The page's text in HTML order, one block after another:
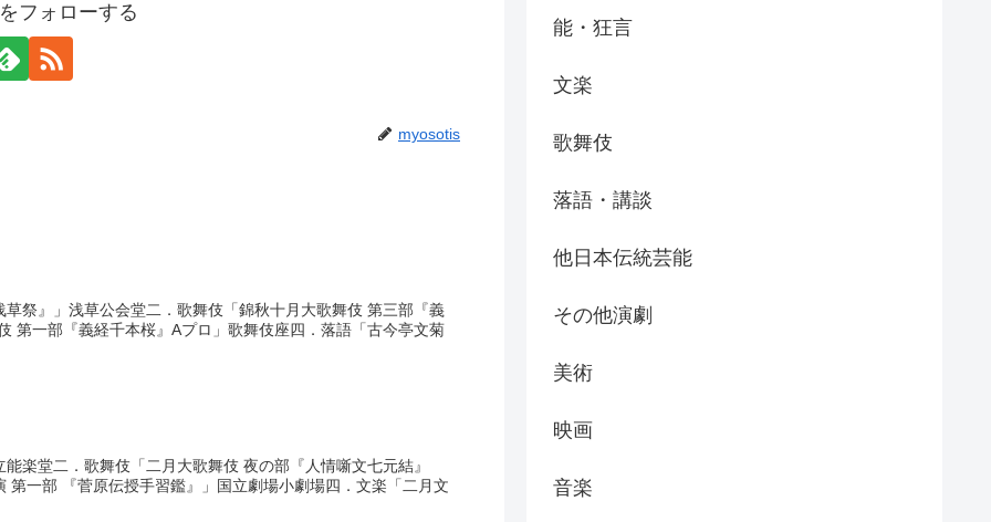
フォローする
myosotis
祭』」浅草公会堂二．歌舞伎「錦秋十月大歌舞伎 第三部『義
第一部『義経千本桜』Aプロ」歌舞伎座四．落語「古今亭文菊
楽堂二．歌舞伎「二月大歌舞伎 夜の部『人情噺文七元結』
第一部 『菅原伝授手習鑑』」国立劇場小劇場四．文楽「二月文
能・狂言
文楽
歌舞伎
落語・講談
他日本伝統芸能
その他演劇
美術
映画
音楽